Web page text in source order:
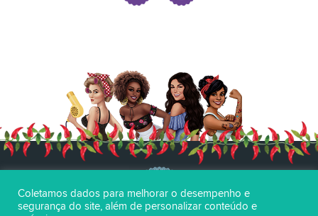
Coletamos dados para melhorar o desempenho e
segurança do site, além de personalizar conteúdo e